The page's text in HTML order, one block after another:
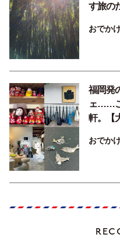
す旅の
おでか
福岡発
ェ……こ
軒。【
おでか